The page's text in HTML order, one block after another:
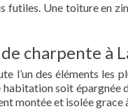
futiles. Une toiture en
charpente à
l’un des éléments les
soit épargnée
montée et isolée